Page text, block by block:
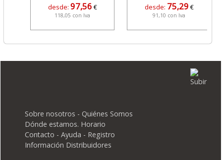
desde: 97,56 €
118,05 con Iva
desde: 75,29 €
91,10 con Iva
Sobre nosotros - Quiénes Somos
Dónde estamos. Horario
Contacto - Ayuda - Registro
Información Distribuidores